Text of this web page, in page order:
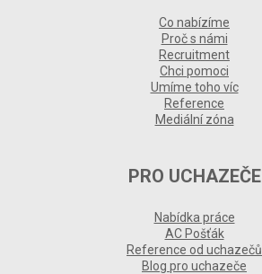
Co nabízíme
Proč s námi
Recruitment
Chci pomoci
Umíme toho víc
Reference
Mediální zóna
PRO UCHAZEČE
Nabídka práce
AC Pošťák
Reference od uchazečů
Blog pro uchazeče